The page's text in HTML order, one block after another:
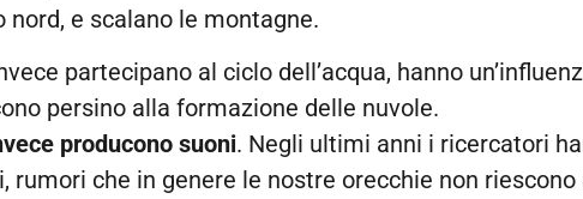
e scalano le montagne.
partecipano al ciclo dell’acqua, hanno
persino alla formazione delle nuvole.
producono suoni. Negli ultimi anni i ricercatori
rumori che in genere le nostre orecchie non